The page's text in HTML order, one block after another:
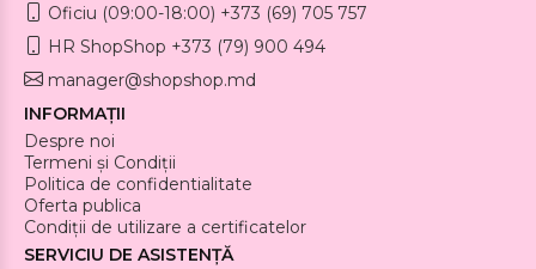
Oficiu (09:00-18:00) +373 (69) 705 757
HR ShopShop +373 (79) 900 494
manager@shopshop.md
INFORMAȚII
Despre noi
Termeni și Condiții
Politica de confidentialitate
Oferta publica
Condiții de utilizare a certificatelor
SERVICIU DE ASISTENȚĂ